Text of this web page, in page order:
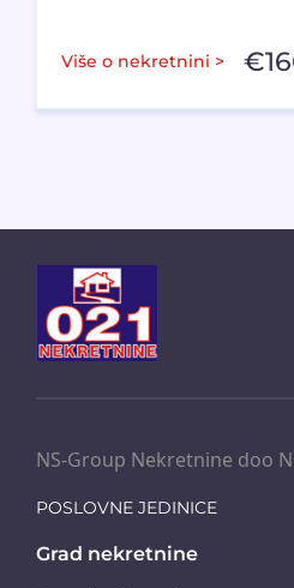
Više o nekretnini > €
NS-Group Nekretnine doo
POSLOVNE JEDINICE
Grad nekretnine